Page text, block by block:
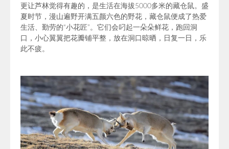
更让芦林觉得有趣的，是生活在海拔5000多米的藏仓鼠。盛
夏时节，漫山遍野开满五颜六色的野花，藏仓鼠便成了热爱
生活、勤劳的“小花匠”。它们会叼起一朵朵鲜花，跑回洞
口，小心翼翼把花瓣铺平整，放在洞口晾晒，日复一日，乐
此不疲。